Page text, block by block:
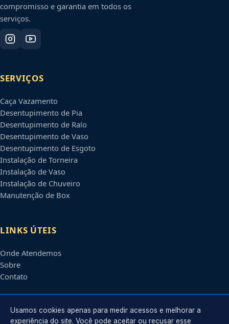
compromisso e garantia em todos os
serviços.
SERVIÇOS
Caça Vazamento
Desentupimento de Pia
Desentupimento de Ralo
Desentupimento de Vaso
Desentupimento de Esgoto
Instalação de Torneira
Instalação de Vaso
Instalação de Chuveiro
Manutenção de Box
LINKS ÚTEIS
Onde Atendemos
Sobre
Contato
CONTATO
Usamos cookies apenas para medir acessos e melhorar a
experiência do site. Você pode aceitar ou recusar esse